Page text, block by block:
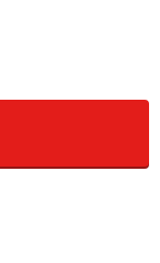
、小淵沢駅（山
RAIL 1号」、
、夜間に小淵沢